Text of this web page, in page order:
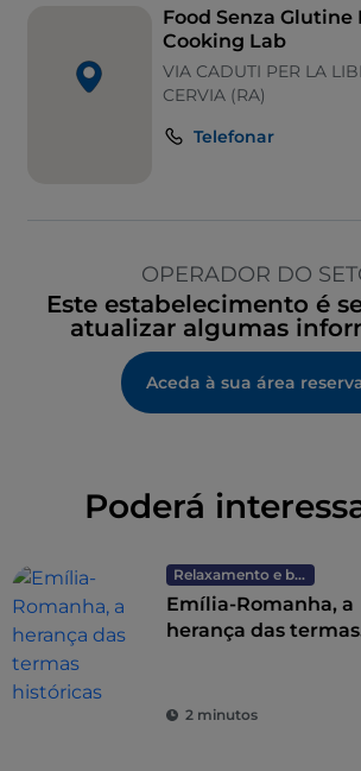
Food Senza Glutine
Cooking Lab
VIA CADUTI PER LA
CERVIA (RA)
Telefonar
OPERADOR DO
Este estabelecimento é
atualizar algumas
Aceda à sua área
Poderá
Relaxamento e bem-estar
Emília-Romanha, a
herança das termas
2 minutos